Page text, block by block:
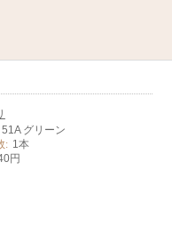
51A グリーン
: 1本
円